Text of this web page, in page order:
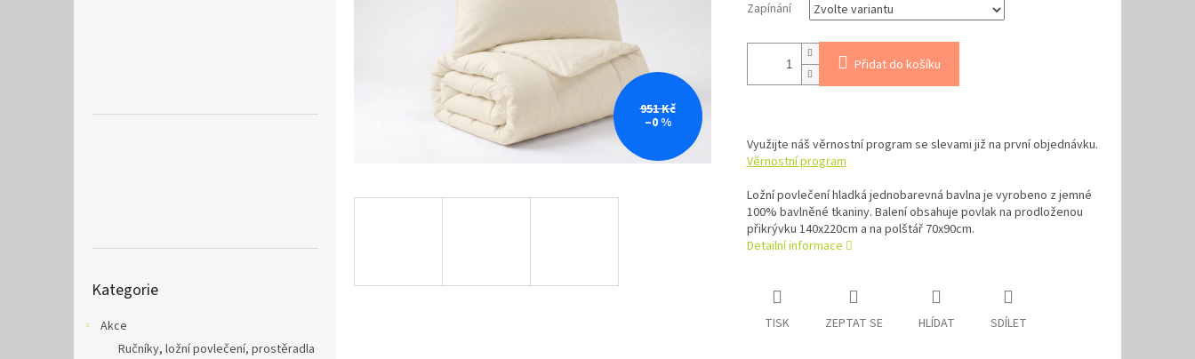
kategorie
Kategorie
Akce
Ručníky, ložní povlečení, prostěradla
951 Kč
–0 %
Zapínání
Přidat do košíku
Využijte náš věrnostní program se slevami již na první objednávku.
Věrnostní program
Ložní povlečení hladká jednobarevná bavlna je vyrobeno z jemné
100% bavlněné tkaniny. Balení obsahuje povlak na prodloženou
přikrývku 140x220cm a na polštář 70x90cm.
Detailní informace
TISK ZEPTAT SE HLÍDAT SDÍLET